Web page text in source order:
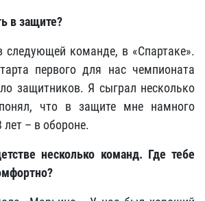
в защите?
команде, в «Спартаке».
первого для нас чемпионата
защитников. Я сыграл несколько
что в защите мне намного
– в обороне.
несколько команд. Где тебе